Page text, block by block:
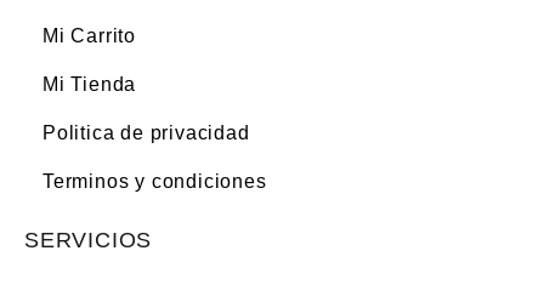
Mi Carrito
Mi Tienda
Politica de privacidad
Terminos y condiciones
SERVICIOS